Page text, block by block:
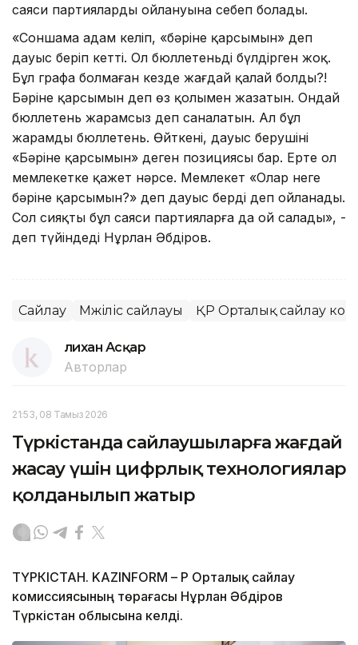
саяси партиялардың ойлануына себеп болады.
«Соншама адам келіп, «бәріне қарсымын» деп
дауыс беріп кетті. Ол бюллетеньді бүлдірген жоқ.
Бұл графа болмаған кезде жағдай қалай болды?!
Бәріне қарсымын деп өз қолымен жазатын. Ондай
бюллетень жарамсыз деп саналатын. Ал бұл
жарамды бюллетень. Өйткені, дауыс берушінің
«Бәріне қарсымын» деген позициясы бар. Ертең ол
мемлекетке қажет нәрсе. Мемлекет «Олар неге
бәріне қарсымын?» деп дауыс берді деп ойланады.
Сол сияқты бұл саяси партияларға да ой салады», -
деп түйіндеді Нұрлан Әбдіров.
Сайлау Мәжіліс сайлауы ҚР Орталық сайлау
Әлихан Асқар
Авторлар
21:53, 08 Тамыз 2026
Түркістанда сайлаушыларға жағдай
жасау үшін цифрлық технологиялар
қолданылып жатыр
ТҮРКІСТАН. KAZINFORM – ҚР Орталық сайлау
комиссиясының төрағасы Нұрлан Әбдіров
Түркістан облысына келді.